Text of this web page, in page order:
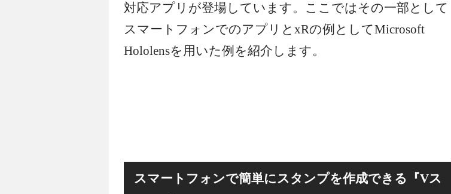
対応アプリが登場しています。 ここではその一部として
スマートフォンでのアプリとxRの例としてMicrosoft
Hololensを用いた例を紹介します。
スマートフォンで簡単にスタンプを作成できる『Vス